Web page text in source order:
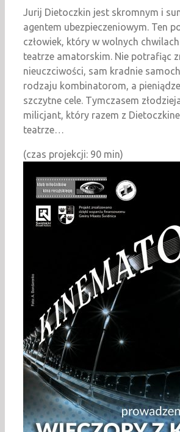
Jurij Dietoczkin jest skromnym i
agentem ubezpieczeniowym. Ten
człowiek, który w wolnych
teatrze amatorskim. Nie potrafiąc
nieuczciwości, sam kradnie
rodzaju kombinatorom, a
szczytne cele. Tymczasem
milicjant, który razem z
teatrze…
(czas projekcji: 90 min)